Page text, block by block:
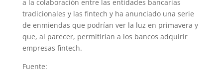
a la colaboración entre las entidades bancarias
tradicionales y las fintech y ha anunciado una serie
de enmiendas que podrían ver la luz en primavera y
que, al parecer, permitirían a los bancos adquirir
empresas fintech.
Fuente: